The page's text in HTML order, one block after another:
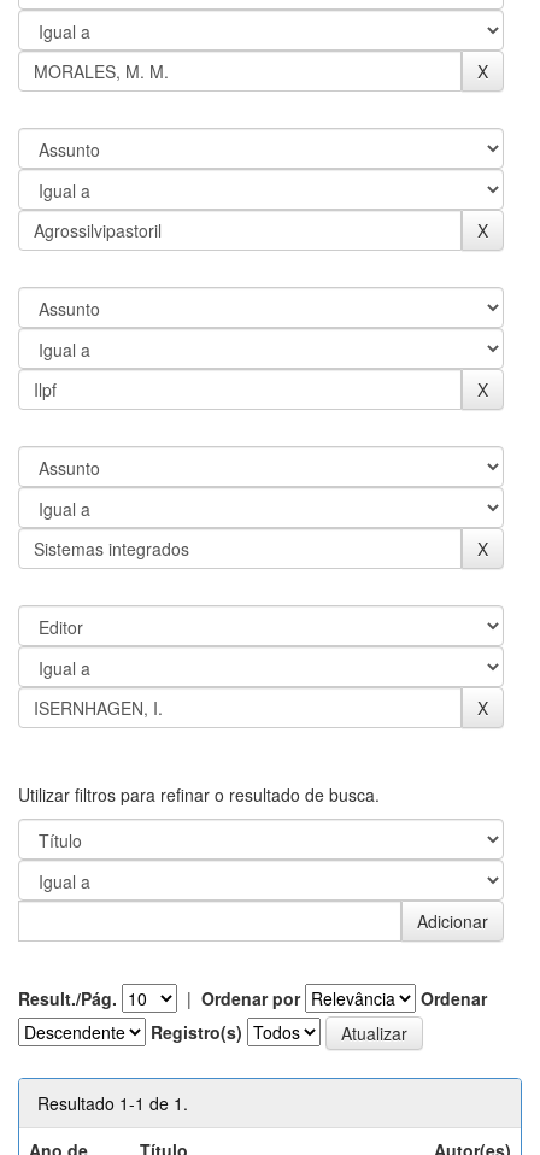
Utilizar filtros para refinar o resultado de busca.
Result./Pág. | Ordenar por
Ordenar
Registro(s)
Resultado 1-1 de 1.
Ano de
Título Autor(es)